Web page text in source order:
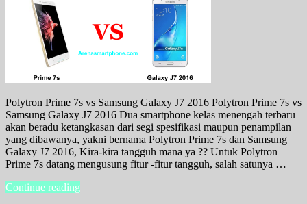
Polytron Prime 7s vs Samsung Galaxy J7 2016 Polytron Prime 7s vs
Samsung Galaxy J7 2016 Dua smartphone kelas menengah terbaru
akan beradu ketangkasan dari segi spesifikasi maupun penampilan
yang dibawanya, yakni bernama Polytron Prime 7s dan Samsung
Galaxy J7 2016, Kira-kira tangguh mana ya ?? Untuk Polytron
Prime 7s datang mengusung fitur -fitur tangguh, salah satunya …
Continue reading